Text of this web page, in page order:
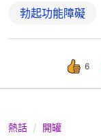
勃起功能障礙
6
熱話 開罐